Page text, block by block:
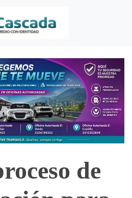
de